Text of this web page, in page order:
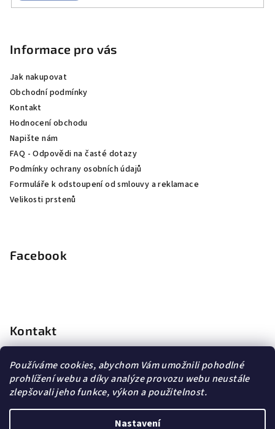
Používáme cookies, abychom Vám umožnili pohodlné
prohlížení webu a díky analýze provozu webu neustále
zlepšovali jeho funkce, výkon a použitelnost.
Nastavení
Informace pro vás
Jak nakupovat
Obchodní podmínky
Kontakt
Hodnocení obchodu
Napište nám
FAQ - Odpovědi na časté dotazy
Podmínky ochrany osobních údajů
Formuláře k odstoupení od smlouvy a reklamace
Velikosti prstenů
Facebook
Kontakt
@dopravagratis.cz
+420 603 500 988
+420 603 500 988